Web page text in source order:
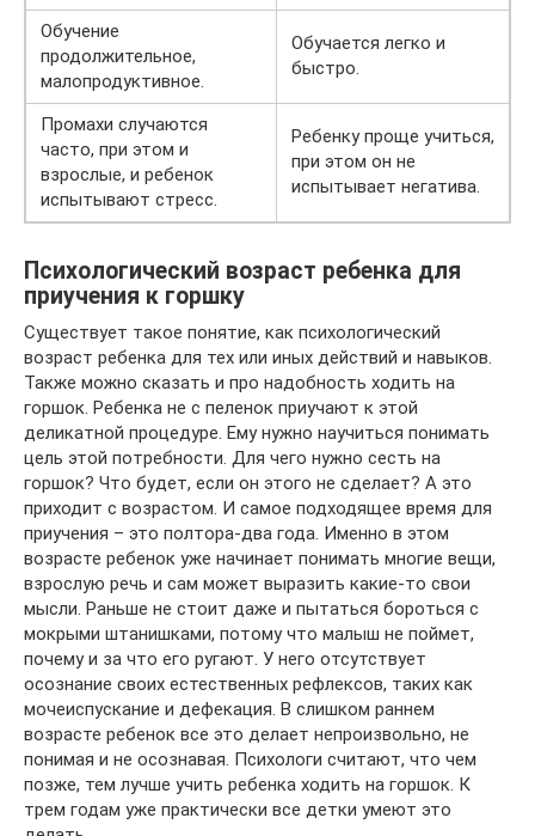
Обучение
продолжительное,
малопродуктивное.
Обучается легко и
быстро.
Промахи случаются
часто, при этом и
взрослые, и ребенок
испытывают стресс.
Ребенку проще учиться,
при этом он не
испытывает негатива.
Психологический возраст ребенка для
приучения к горшку
Существует такое понятие, как психологический
возраст ребенка для тех или иных действий и навыков.
Также можно сказать и про надобность ходить на
горшок. Ребенка не с пеленок приучают к этой
деликатной процедуре. Ему нужно научиться понимать
цель этой потребности. Для чего нужно сесть на
горшок? Что будет, если он этого не сделает? А это
приходит с возрастом. И самое подходящее время для
приучения – это полтора-два года. Именно в этом
возрасте ребенок уже начинает понимать многие вещи,
взрослую речь и сам может выразить какие-то свои
мысли. Раньше не стоит даже и пытаться бороться с
мокрыми штанишками, потому что малыш не поймет,
почему и за что его ругают. У него отсутствует
осознание своих естественных рефлексов, таких как
мочеиспускание и дефекация. В слишком раннем
возрасте ребенок все это делает непроизвольно, не
понимая и не осознавая. Психологи считают, что чем
позже, тем лучше учить ребенка ходить на горшок. К
трем годам уже практически все детки умеют это